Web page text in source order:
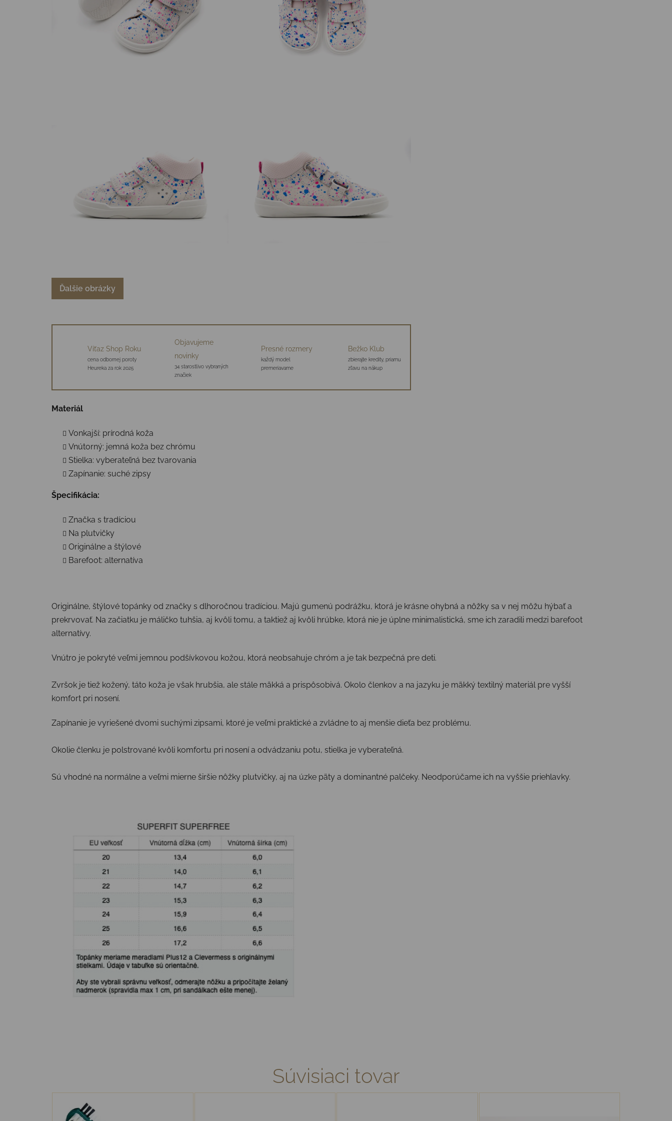
Ďalšie obrázky
Víťaz Shop Roku
cena odbornej poroty
Heureka za rok 2025
Objavujeme
novinky
34 starostlivo vybraných
značiek
Presné rozmery
každý model
premeriavame
Bežko Klub
zbierajte kredity, priamu
zľavu na nákup
Materiál
Vonkajší: prírodná koža
Vnútorný: jemná koža bez chrómu
Stielka: vyberateľná bez tvarovania
Zapínanie: suché zipsy
Špecifikácia:
Značka s tradíciou
Na plutvičky
Originálne a štýlové
Barefoot: alternatíva
Originálne, štýlové topánky od značky s dlhoročnou tradíciou. Majú gumenú podrážku, ktorá je krásne ohybná a nôžky sa v nej môžu hýbať a
prekrvovať. Na začiatku je máličko tuhšia, aj kvôli tomu, a taktiež aj kvôli hrúbke, ktorá nie je úplne minimalistická, sme ich zaradili medzi barefoot
alternatívy.
Vnútro je pokryté veľmi jemnou podšívkovou kožou, ktorá neobsahuje chróm a je tak bezpečná pre deti.
Zvršok je tiež kožený, táto koža je však hrubšia, ale stále mäkká a prispôsobivá. Okolo členkov a na jazyku je mäkký textilný materiál pre vyšší
komfort pri nosení.
Zapínanie je vyriešené dvomi suchými zipsami, ktoré je veľmi praktické a zvládne to aj menšie dieťa bez problému.
Okolie členku je polstrované kvôli komfortu pri nosení a odvádzaniu potu, stielka je vyberateľná.
Sú vhodné na normálne a veľmi mierne širšie nôžky plutvičky, aj na úzke päty a dominantné palčeky. Neodporúčame ich na vyššie priehlavky.
Súvisiaci tovar